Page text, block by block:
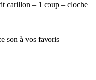
carillon – 1 coup – cloche